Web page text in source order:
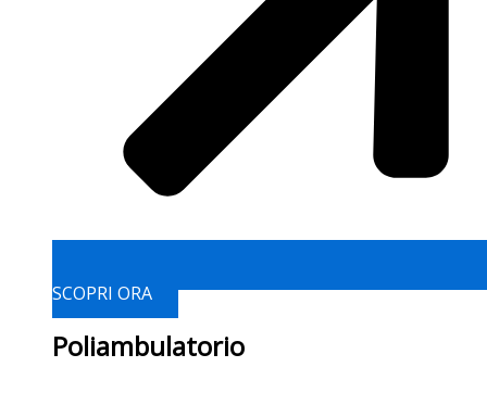
SCOPRI ORA
Poliambulatorio